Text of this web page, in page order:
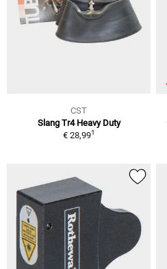
CST
Slang Tr4 Heavy Duty
€ 28,991